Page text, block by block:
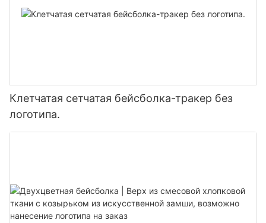
Клетчатая сетчатая бейсболка-тракер без
логотипа.